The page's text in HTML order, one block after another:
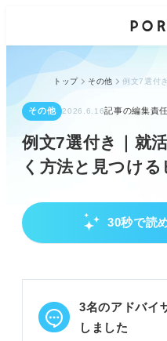
トップ その他
その他 2026.6.16記事の編集責
例文7選付き｜就
く方法と見つける
30秒で読
就活成功の鍵！将来
就活の軸が定まり、
面接対策になり、企
3名のアドバイ
しました